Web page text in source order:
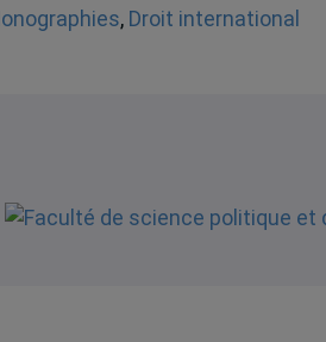
, Droit international